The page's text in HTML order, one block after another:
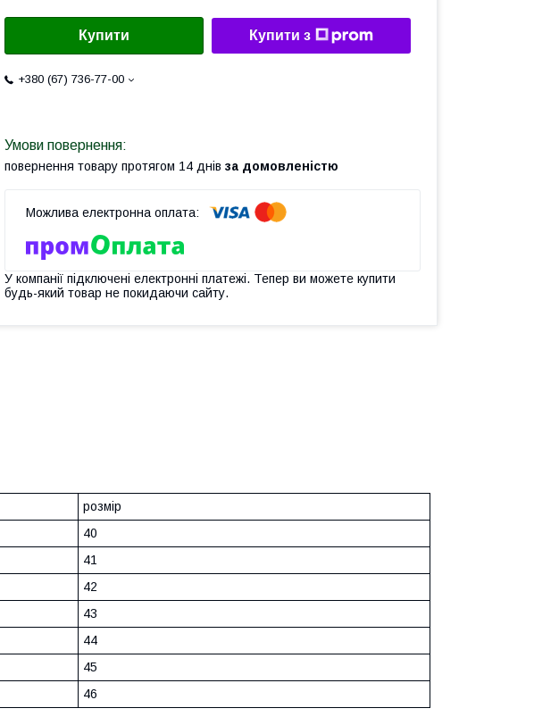
Купити Купити з
+380 (67) 736-77-00
повернення товару протягом 14 днів за домовленістю
У компанії підключені електронні платежі. Тепер ви можете купити
будь-який товар не покидаючи сайту.
розмір
40
41
42
43
44
45
46